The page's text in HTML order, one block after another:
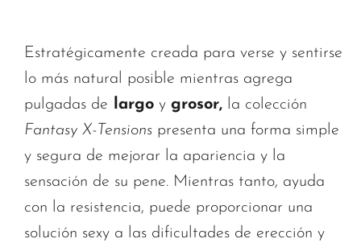
Estratégicamente creada para verse y sentirse
lo más natural posible mientras agrega
pulgadas de largo y grosor, la colección
Fantasy X-Tensions presenta una forma simple
y segura de mejorar la apariencia y la
sensación de su pene. Mientras tanto, ayuda
con la resistencia, puede proporcionar una
solución sexy a las dificultades de erección y